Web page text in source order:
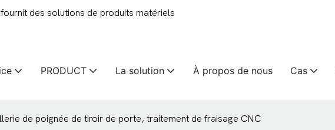
des solutions de produits matériels
PRODUCT La solution À propos de nous Cas
de poignée de tiroir de porte, traitement de fraisage CNC